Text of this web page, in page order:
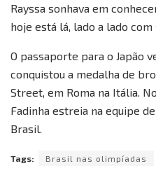
Rayssa sonhava em
hoje está lá, lado a lado
O passaporte para o Japão
conquistou a medalha de
Street, em Roma na Itália.
Fadinha estreia na equipe
Brasil.
Tags: Brasil nas olimpíadas